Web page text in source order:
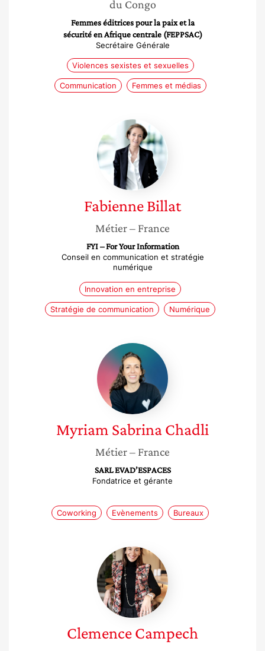
du Congo
Femmes éditrices pour la paix et la
sécurité en Afrique centrale (FEPPSAC)
Secrétaire Générale
Violences sexistes et sexuelles
Communication Femmes et médias
Fabienne
Billat
FabienneBillat
Métier– France
FYI – For Your Information
Conseil en communication et stratégie
numérique
Innovation en entreprise
Stratégie de communication Numérique
Myriam
Sabrina
Chadli
Myriam SabrinaChadli
Métier– France
SARL EVAD’ESPACES
Fondatrice et gérante
Coworking Evènements Bureaux
Clemence
Campech
ClemenceCampech